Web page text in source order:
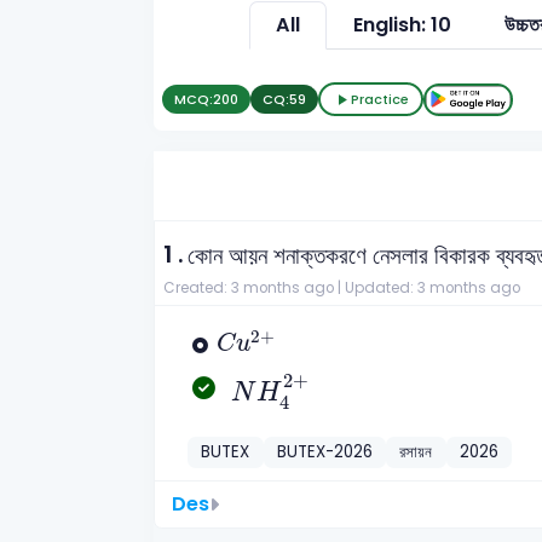
All English: 10
MCQ:200 CQ:59 Practice
1 .কোন আয়ন শনাক্তকরণে নেসলার বিকারক
Created: 3 months ago | Updated: 3 months ago
Cu2+
C u2+
NH2+
4
NH42+
BUTEX BUTEX-2026 রসায়ন 2026
Des